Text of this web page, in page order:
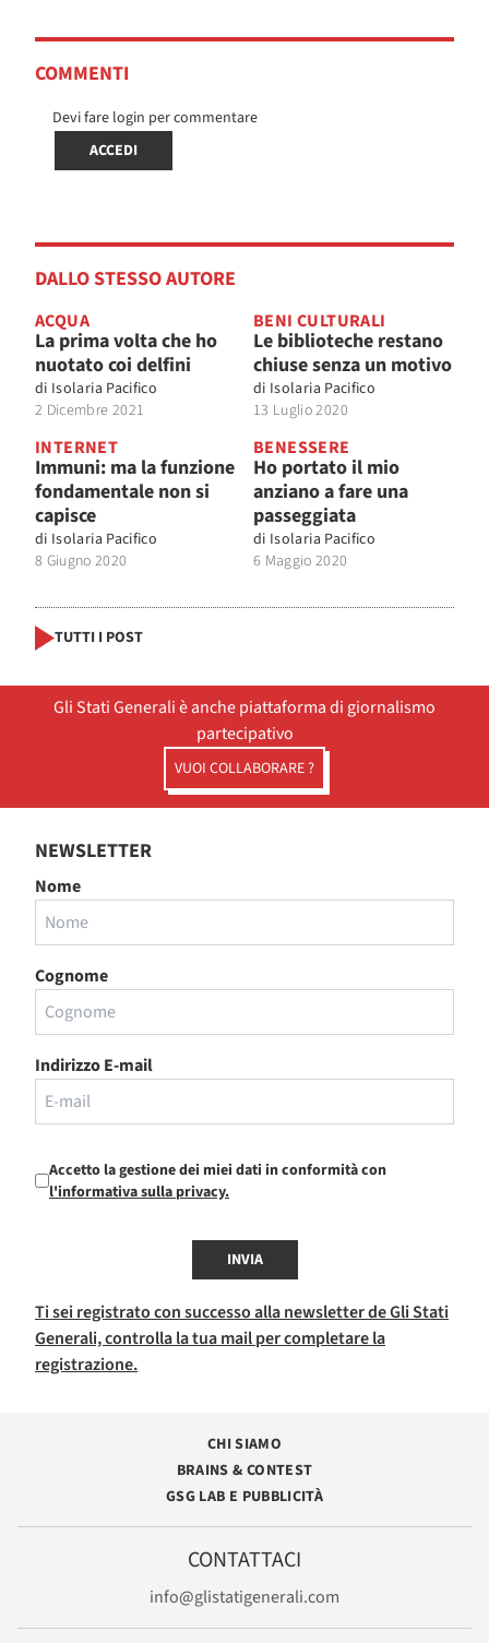
COMMENTI
Devi fare login per commentare
ACCEDI
DALLO STESSO AUTORE
ACQUA
La prima volta che ho
nuotato coi delfini
di Isolaria Pacifico
2 Dicembre 2021
BENI CULTURALI
Le biblioteche restano
chiuse senza un motivo
di Isolaria Pacifico
13 Luglio 2020
INTERNET
Immuni: ma la funzione
fondamentale non si
capisce
di Isolaria Pacifico
8 Giugno 2020
BENESSERE
Ho portato il mio
anziano a fare una
passeggiata
di Isolaria Pacifico
6 Maggio 2020
TUTTI I POST
Gli Stati Generali è anche piattaforma di giornalismo
partecipativo
VUOI COLLABORARE ?
NEWSLETTER
Nome
Cognome
Indirizzo E-mail
Accetto la gestione dei miei dati in conformità con
l'informativa sulla privacy.
INVIA
Ti sei registrato con successo alla newsletter de Gli Stati
Generali, controlla la tua mail per completare la
registrazione.
CHI SIAMO
BRAINS & CONTEST
GSG LAB E PUBBLICITÀ
CONTATTACI
info@glistatigenerali.com